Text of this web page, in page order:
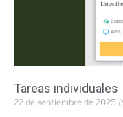
Tareas individuales
22 de septiembre de 2025